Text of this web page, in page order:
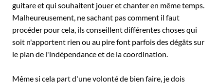
guitare et qui souhaitent jouer et chanter en même temps.
Malheureusement, ne sachant pas comment il faut
procéder pour cela, ils conseillent différentes choses qui
soit n'apportent rien ou au pire font parfois des dégâts sur
le plan de l'indépendance et de la coordination.
Même si cela part d'une volonté de bien faire, je dois